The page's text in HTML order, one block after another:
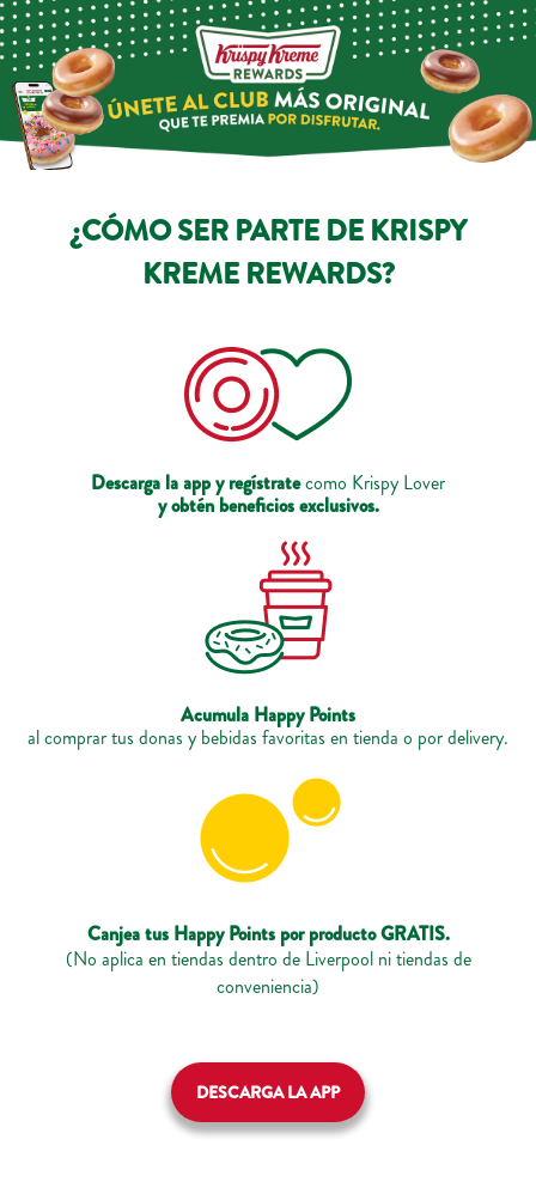
¿CÓMO SER PARTE DE KRISPY
KREME REWARDS?
Descarga la app y regístratecomo Krispy Lover
y obtén beneficios exclusivos.
Acumula Happy Points
al comprar tus donas y bebidas favoritas en tienda o por delivery.
Canjea tus Happy Points por producto GRATIS.
(No aplica en tiendas dentro de Liverpool ni tiendas de
conveniencia)
DESCARGA LA APP